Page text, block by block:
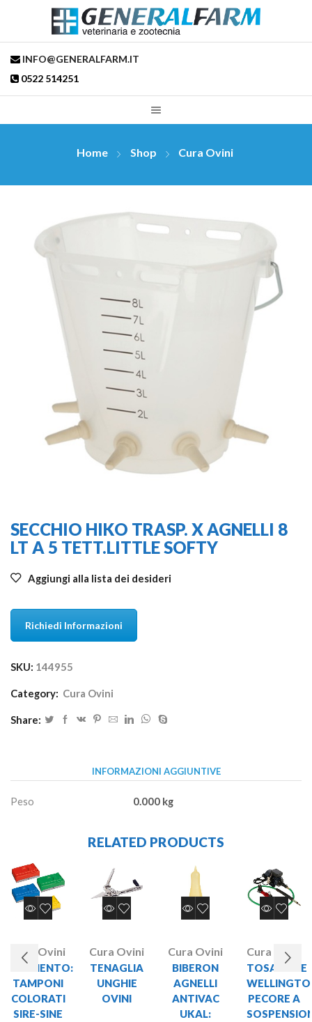
INFO@GENERALFARM.IT
0522 514251
Home Shop Cura Ovini
SECCHIO HIKO TRASP. X AGNELLI 8
LT A 5 TETT.LITTLE SOFTY
Aggiungi alla lista dei desideri
Richiedi Informazioni
SKU: 144955
Category: Cura Ovini
Share:
INFORMAZIONI AGGIUNTIVE
Peso 0.000 kg
RELATED PRODUCTS
Cura Ovini
FINIMENTO:
TAMPONI
COLORATI
SIRE-SINE
Cura Ovini
TENAGLIA
UNGHIE
OVINI
Cura Ovini
BIBERON
AGNELLI
ANTIVAC
UKAL:
Cura Ovini
TOSATRICE
PECORE A